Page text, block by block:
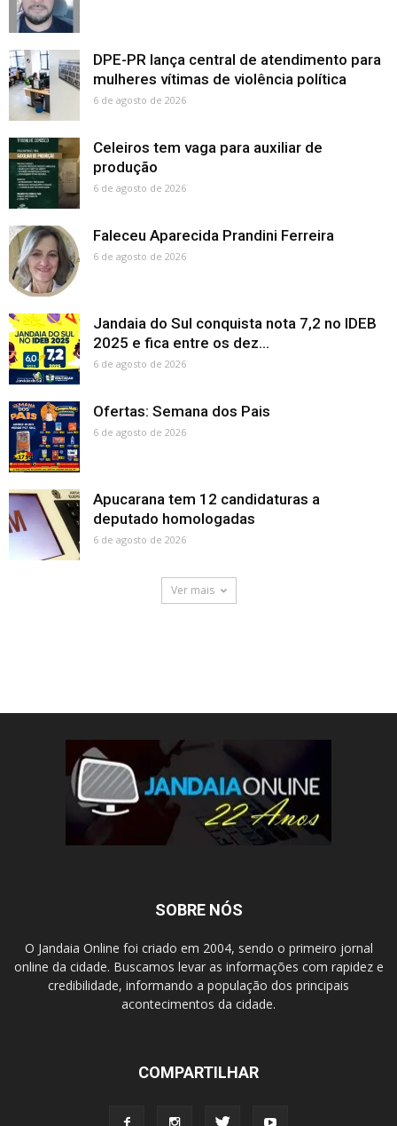
DPE-PR lança central de atendimento para
mulheres vítimas de violência política
6 de agosto de 2026
Celeiros tem vaga para auxiliar de
produção
6 de agosto de 2026
Faleceu Aparecida Prandini Ferreira
6 de agosto de 2026
Jandaia do Sul conquista nota 7,2 no IDEB
2025 e fica entre os dez...
6 de agosto de 2026
Ofertas: Semana dos Pais
6 de agosto de 2026
Apucarana tem 12 candidaturas a
deputado homologadas
6 de agosto de 2026
Ver mais
SOBRE NÓS
O Jandaia Online foi criado em 2004, sendo o primeiro jornal
online da cidade. Buscamos levar as informações com rapidez e
credibilidade, informando a população dos principais
acontecimentos da cidade.
COMPARTILHAR